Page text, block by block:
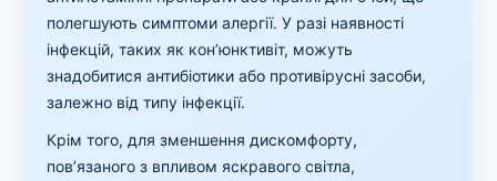
полегшують симптоми алергії. У разі наявності
інфекцій, таких як кон’юнктивіт, можуть
знадобитися антибіотики або противірусні засоби,
залежно від типу інфекції.
Крім того, для зменшення дискомфорту,
пов’язаного з впливом яскравого світла,